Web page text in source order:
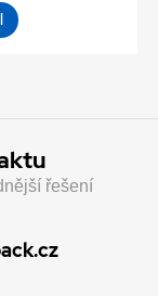
řešení